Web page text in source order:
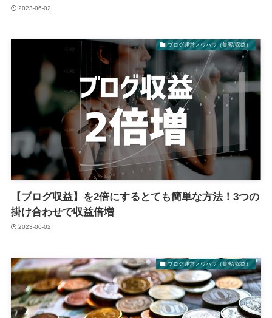
2023-06-02
ブログ運営ノウハウ（集客/収益）
【ブログ収益】を2倍にするとても簡単な方法！3つの
掛け合わせで収益倍増
2023-06-02
ブログ運営ノウハウ（集客/収益）